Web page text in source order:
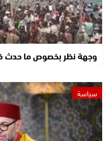
وجهة نظر بخصوص ما حدث
سياسة